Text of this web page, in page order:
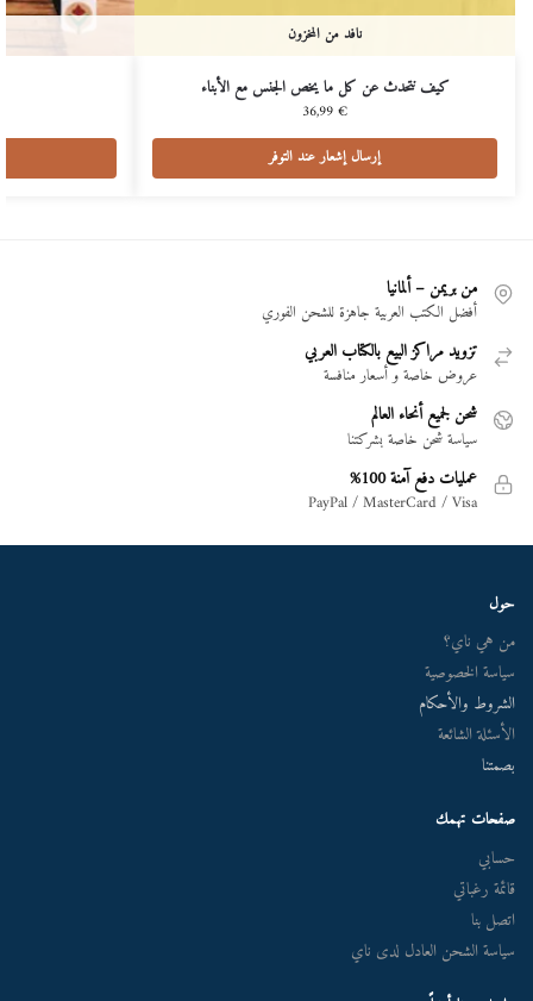
نافد من المخزون
كيف نتحدث عن كل ما يخص الجنس مع الأبناء
36,99€
إرسال إشعار عند التوفر
من بريمن – ألمانيا
أفضل الكتب العربية جاهزة للشحن الفوري
تزويد مراكز البيع بالكتاب العربي
عروض خاصة و أسعار منافسة
شحن لجميع أنحاء العالم
سياسة شحن خاصة بشركتنا
عمليات دفع آمنة 100%
PayPal / MasterCard / Visa
حول
من هي ناي؟
سياسة الخصوصية
الشروط والأحكام
الأسئلة الشائعة
بصمتنا
صفحات تهمك
حسابي
قائمة رغباتي
اتصل بنا
سياسة الشحن العادل لدى ناي